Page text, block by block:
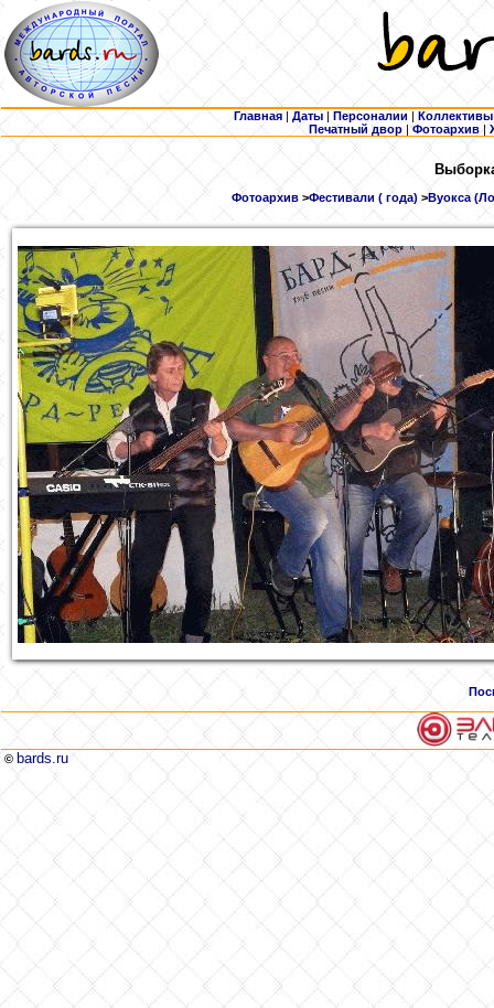
Главная | Даты | Персоналии | Коллективы
Печатный двор |Фотоархив |
Фотоархив>Фестивали ( года) >Вуокса
© bards.ru